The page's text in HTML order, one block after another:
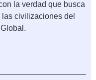
la verdad que busca
civilizaciones del